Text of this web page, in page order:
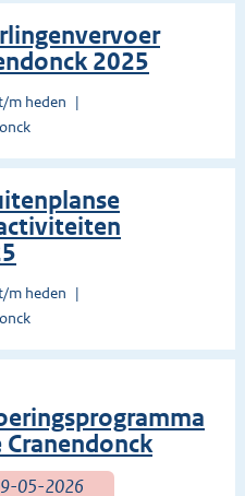
2025
m heden
m heden
05-2026